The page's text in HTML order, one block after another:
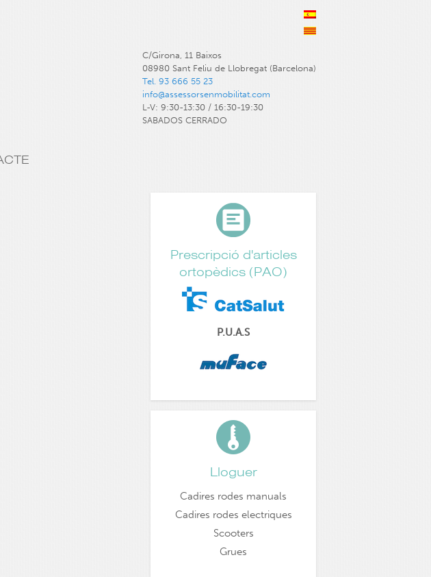
C/Girona, 11 Baixos
08980 Sant Feliu de Llobregat (Barcelona)
Tel. 93 666 55 23
info@assessorsenmobilitat.com
L-V: 9:30-13:30 / 16:30-19:30
SABADOS CERRADO
Prescripció d'articles
ortopèdics (PAO)
P.U.A.S
Lloguer
Cadires rodes manuals
Cadires rodes electriques
Scooters
Grues